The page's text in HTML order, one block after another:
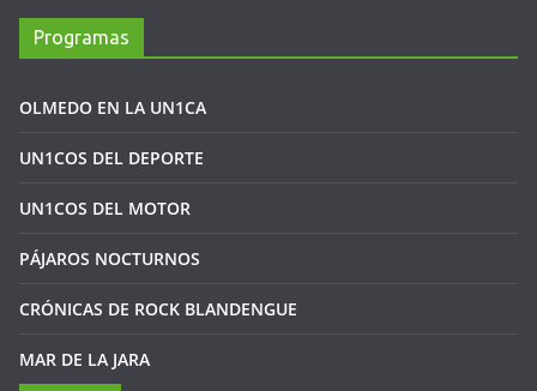
Programas
OLMEDO EN LA UN1CA
UN1COS DEL DEPORTE
UN1COS DEL MOTOR
PÁJAROS NOCTURNOS
CRÓNICAS DE ROCK BLANDENGUE
MAR DE LA JARA